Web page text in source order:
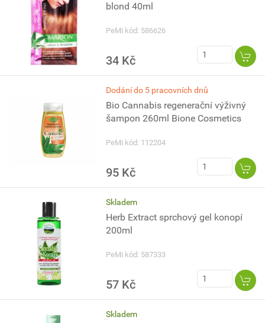
blond 40ml
PeMi kód: 586626
34 Kč
Dodání do 5 pracovních dnů
Bio Cannabis regenerační výživný
šampon 260ml Bione Cosmetics
PeMi kód: 112204
95 Kč
Skladem
Herb Extract sprchový gel konopí
200ml
PeMi kód: 587333
57 Kč
Skladem